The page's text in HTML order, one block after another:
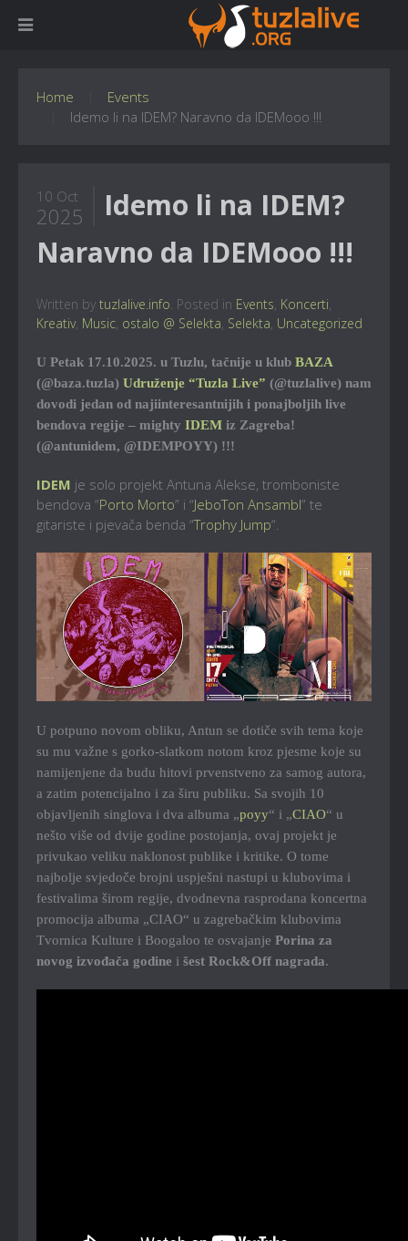
Home
Events
Idemo li na IDEM? Naravno da IDEMooo !!!
10 Oct
2025
Idemo li na IDEM?
Naravno da IDEMooo !!!
Written by tuzlalive.info. Posted in Events, Koncerti,
Kreativ, Music, ostalo @ Selekta, Selekta, Uncategorized
U Petak 17.10.2025. u Tuzlu, tačnije u klub BAZA
(@baza.tuzla) Udruženje “Tuzla Live” (@tuzlalive) nam
dovodi jedan od najiinteresantnijih i ponajboljih live
bendova regije – mighty IDEM iz Zagreba!
(@antunidem, @IDEMPOYY) !!!
IDEM je solo projekt Antuna Alekse, tromboniste
bendova “Porto Morto” i “JeboTon Ansambl” te
gitariste i pjevača benda “Trophy Jump“.
U potpuno novom obliku, Antun se dotiče svih tema koje
su mu važne s gorko-slatkom notom kroz pjesme koje su
namijenjene da budu hitovi prvenstveno za samog autora,
a zatim potencijalno i za širu publiku. Sa svojih 10
objavljenih singlova i dva albuma „poyy“ i „CIAO“ u
nešto više od dvije godine postojanja, ovaj projekt je
privukao veliku naklonost publike i kritike. O tome
najbolje svjedoče brojni uspješni nastupi u klubovima i
festivalima širom regije, dvodnevna rasprodana koncertna
promocija albuma „CIAO“ u zagrebačkim klubovima
Tvornica Kulture i Boogaloo te osvajanje Porina za
novog izvođača godine i šest Rock&Off nagrada.